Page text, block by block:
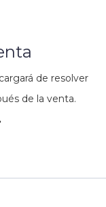
de resolver
de la venta.